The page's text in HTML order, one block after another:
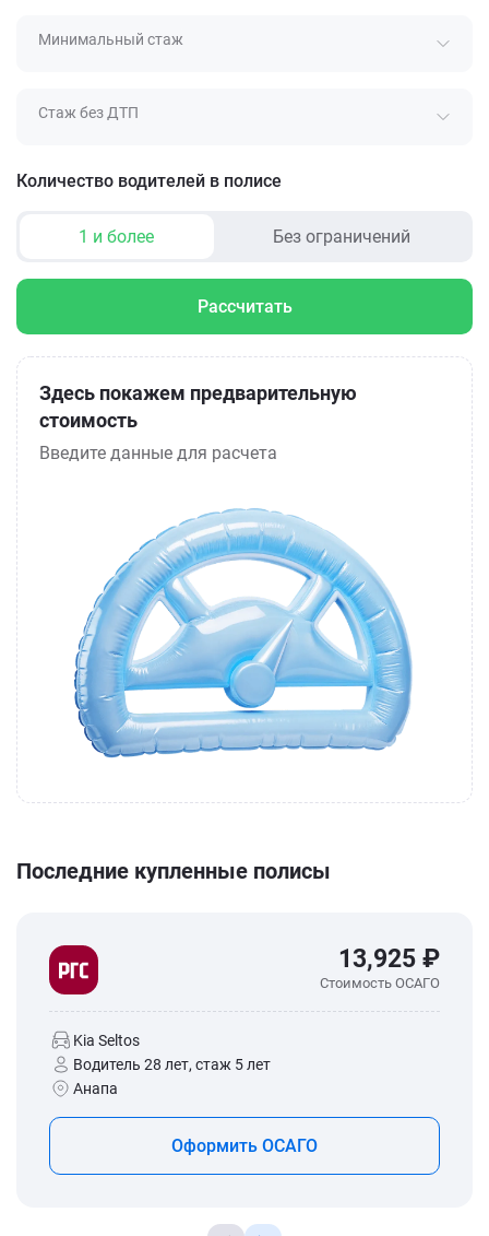
Минимальный стаж
Стаж без ДТП
Количество водителей в полисе
1 и более Без ограничений
Рассчитать
Здесь покажем предварительную
стоимость
Введите данные для расчета
Последние купленные полисы
13,925 ₽
Стоимость ОСАГО
Kia Seltos
Водитель 28 лет, стаж 5 лет
Анапа
Оформить ОСАГО